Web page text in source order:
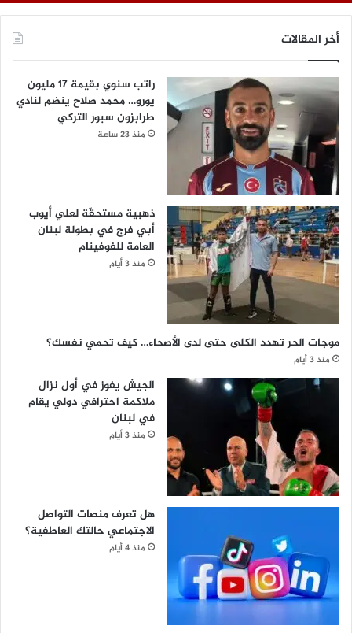
أخر المقالات
راتب سنوي بقيمة 17 مليون
يورو… محمد صلاح ينضم لنادي
طرابزون سبور التركي
منذ 23 ساعة
ذهبية مستحقّة لعلي أيوب
أبي فرج في بطولة لبنان
العامة للفوفينام
منذ 3 أيام
موجات الحر تهدد الكلى حتى لدى الأصحاء… كيف تحمي نفسك؟
منذ 3 أيام
الجيش يفوز في أول نزال
ملاكمة احترافي دولي يقام
في لبنان
منذ 3 أيام
هل تعرف منصات التواصل
الاجتماعي حالتك العاطفية؟
منذ 4 أيام